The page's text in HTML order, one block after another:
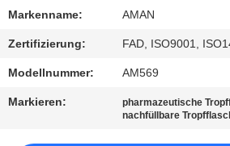
KONTAKT
MIT
Markenname: AMAN
Zertifizierung: FAD, ISO9001,
Modellnummer: AM569
Markieren: pharmazeutische
nachfüllbare